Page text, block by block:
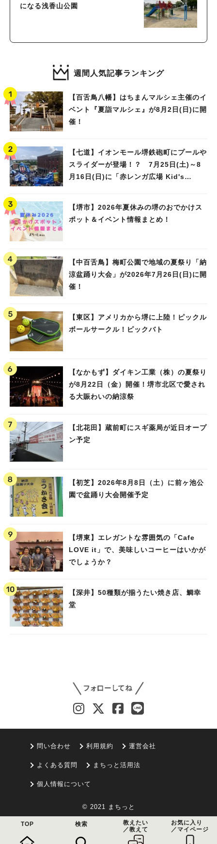
になる浅香山公園
週間人気記事ランキング
【百舌鳥八幡】はちまんマルシェ主催のイ
ベント『夏詣マルシェ』が8月2日(日)に開
催！
【七道】イオンモール堺鉄砲町にプールや
スライダーが登場！？ 7月25日(土)～8
月16日(日)に「赤レンガ広場 Kid's
【堺市】2026年夏休みの堺のおでかけス
ポット＆イベント情報まとめ！
【中百舌鳥】梅町公園で地域の夏祭り「納
涼盆踊り大会」が2026年7月26日(日)に開
催！
【東区】アメリカから堺に上陸！ピックル
ボールサークル！ピックバト
【なかもず】ダイキン工業（株）の夏祭り
が8月22日（金）開催！堺市北区で愛され
る大賑わいの納涼祭
【北花田】蔵前町にスギ薬局が近日オープ
ン予定
【初芝】2026年8月8日（土）に前ヶ池公
園で盆踊り大会開催予定
【堺東】エレガントな雰囲気の「Cafe
LOVE it」で、美味しいコーヒーはいかが
でしょうか？
【深井】50種類が揃うたい焼き店、鯛幸
堂
問い合わせ 利用規約 運営会社
よくある質問 まちっと活用法
個人情報について
© 2021 まちっと
TOP 検索
教えたい
／教えて
お気に入り
／マイページ